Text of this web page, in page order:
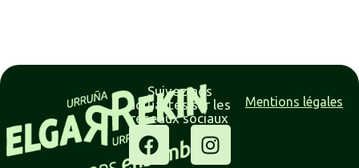
Suivez nos
actualités sur les
réseaux sociaux
Mentions légales